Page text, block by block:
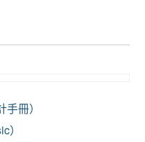
冊）